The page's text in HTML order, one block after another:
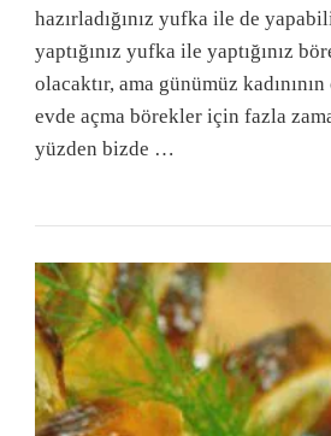
hazırladığınız yufka ile de
yaptığınız yufka ile yaptığınız
olacaktır, ama günümüz
evde açma börekler için fazla
yüzden bizde …